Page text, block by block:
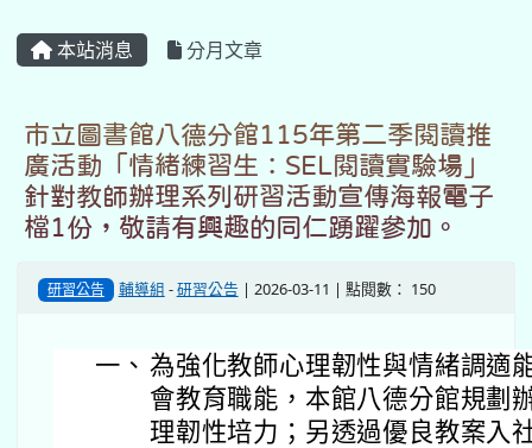
本站消息 分月文章
市立圖書館八德分館115年第二季閱讀推
廣活動「情緒練習生：SEL閱讀實驗場」
針對教師辦理系列研習活動宣傳海報電子
檔1份，敬請有興趣的同仁踴躍參加。
研習公告 輔導組 -研習公告 | 2026-03-11 | 點閱數： 150
一、 為強化教師心理韌性與情緒調適
會教育職能，本館八德分館規劃
理韌性培力；另透過優良教案入